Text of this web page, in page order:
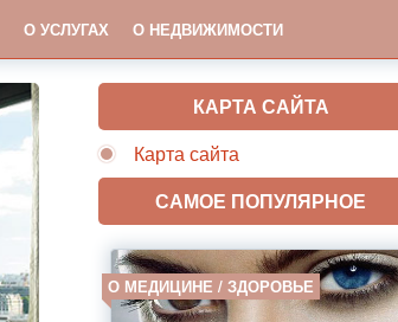
О УСЛУГАХ О НЕДВИЖИМОСТИ
КАРТА САЙТА
Карта сайта
САМОЕ ПОПУЛЯРНОЕ
О МЕДИЦИНЕ / ЗДОРОВЬЕ